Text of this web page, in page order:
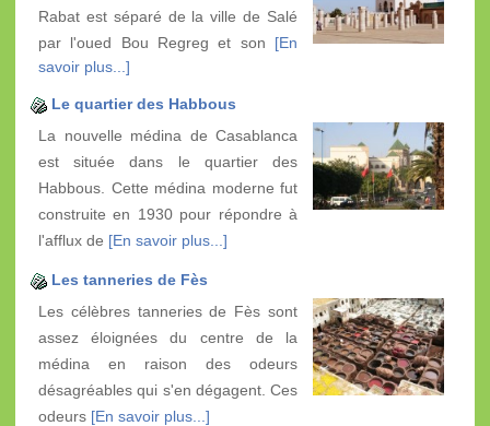
Rabat est séparé de la ville de Salé
par l'oued Bou Regreg et son [En
savoir plus...]
Le quartier des Habbous
La nouvelle médina de Casablanca
est située dans le quartier des
Habbous. Cette médina moderne fut
construite en 1930 pour répondre à
l'afflux de [En savoir plus...]
Les tanneries de Fès
Les célèbres tanneries de Fès sont
assez éloignées du centre de la
médina en raison des odeurs
désagréables qui s'en dégagent. Ces
odeurs [En savoir plus...]